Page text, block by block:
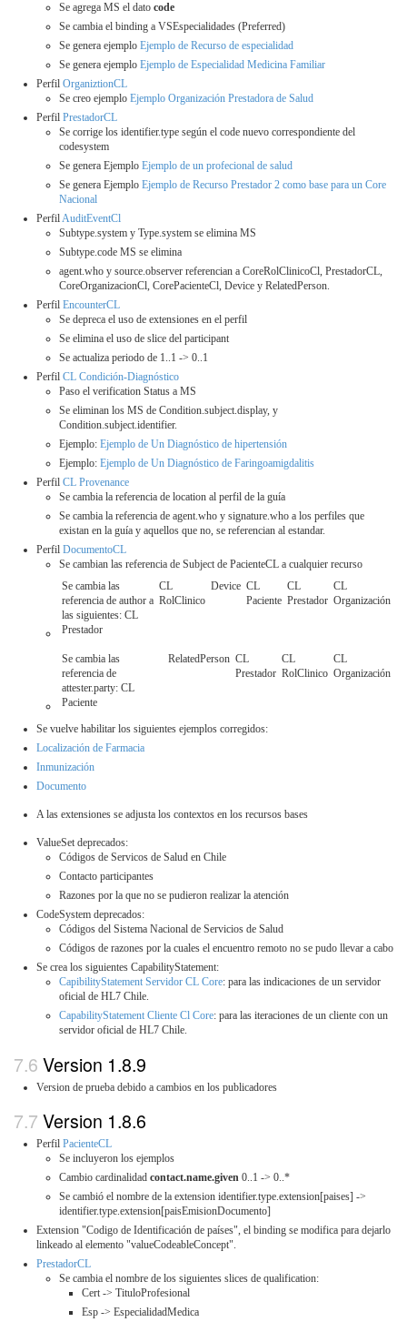
Se agrega MS el dato code
Se cambia el binding a VSEspecialidades (Preferred)
Se genera ejemplo Ejemplo de Recurso de especialidad
Se genera ejemplo Ejemplo de Especialidad Medicina Familiar
Perfil OrganiztionCL
Se creo ejemplo Ejemplo Organización Prestadora de Salud
Perfil PrestadorCL
Se corrige los identifier.type según el code nuevo correspondiente del
codesystem
Se genera Ejemplo Ejemplo de un profecional de salud
Se genera Ejemplo Ejemplo de Recurso Prestador 2 como base para un Core
Nacional
PerfilAuditEventCl
Subtype.system y Type.system se elimina MS
Subtype.code MS se elimina
agent.who y source.observer referencian a CoreRolClinicoCl, PrestadorCL,
CoreOrganizacionCl, CorePacienteCl, Device y RelatedPerson.
Perfil EncounterCL
Se depreca el uso de extensiones en el perfil
Se elimina el uso de slice del participant
Se actualiza periodo de 1..1 -> 0..1
Perfil CL Condición-Diagnóstico
Paso el verification Status a MS
Se eliminan los MS de Condition.subject.display, y
Condition.subject.identifier.
Ejemplo: Ejemplo de Un Diagnóstico de hipertensión
Ejemplo: Ejemplo de Un Diagnóstico de Faringoamigdalitis
Perfil CL Provenance
Se cambia la referencia de location al perfil de la guía
Se cambia la referencia de agent.who y signature.who a los perfiles que
existan en la guía y aquellos que no, se referencian al estandar.
Perfil DocumentoCL
Se cambian las referencia de Subject de PacienteCL a cualquier recurso
Se cambia las
referencia de author a
las siguientes: CL
Prestador
CL
RolClinico
Device CL
Paciente
CL
Prestador
CL
Organización
Se cambia las
referencia de
attester.party: CL
Paciente
RelatedPerson CL
Prestador
CL
RolClinico
CL
Organización
Se vuelve habilitar los siguientes ejemplos corregidos:
Localización de Farmacia
Inmunización
Documento
A las extensiones se adjusta los contextos en los recursos bases
ValueSet deprecados:
Códigos de Servicos de Salud en Chile
Contacto participantes
Razones por la que no se pudieron realizar la atención
CodeSystem deprecados:
Códigos del Sistema Nacional de Servicios de Salud
Códigos de razones por la cuales el encuentro remoto no se pudo llevar a cabo
Se crea los siguientes CapabilityStatement:
CapibilityStatement Servidor CL Core: para las indicaciones de un servidor
oficial de HL7 Chile.
CapabilityStatement Cliente Cl Core: para las iteraciones de un cliente con un
servidor oficial de HL7 Chile.
Version 1.8.9
Version de prueba debido a cambios en los publicadores
Version 1.8.6
Perfil PacienteCL
Se incluyeron los ejemplos
Cambio cardinalidad contact.name.given 0..1 -> 0..*
Se cambió el nombre de la extension identifier.type.extension[paises] ->
identifier.type.extension[paisEmisionDocumento]
Extension "Codigo de Identificación de países", el binding se modifica para dejarlo
linkeado al elemento "valueCodeableConcept".
PrestadorCL
Se cambia el nombre de los siguientes slices de qualification:
Cert -> TituloProfesional
Esp -> EspecialidadMedica